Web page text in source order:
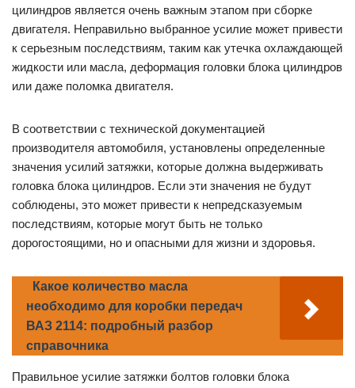
цилиндров является очень важным этапом при сборке
двигателя. Неправильно выбранное усилие может привести
к серьезным последствиям, таким как утечка охлаждающей
жидкости или масла, деформация головки блока цилиндров
или даже поломка двигателя.
В соответствии с технической документацией
производителя автомобиля, установлены определенные
значения усилий затяжки, которые должна выдерживать
головка блока цилиндров. Если эти значения не будут
соблюдены, это может привести к непредсказуемым
последствиям, которые могут быть не только
дорогостоящими, но и опасными для жизни и здоровья.
Какое количество масла
необходимо для коробки передач
ВАЗ 2114: подробный разбор
справочника
Правильное усилие затяжки болтов головки блока